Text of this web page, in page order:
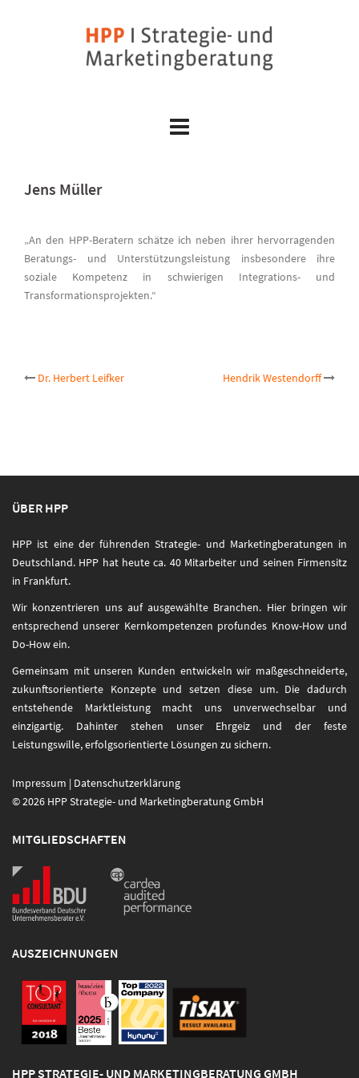
Jens Müller
„An den HPP-Beratern schätze ich neben ihrer hervorragenden
Beratungs- und Unterstützungsleistung insbesondere ihre
soziale Kompetenz in schwierigen Integrations- und
Transformationsprojekten.“
Post
Dr. Herbert Leifker Hendrik Westendorff
ÜBER HPP
HPP ist eine der führenden Strategie- und Marketingberatungen in
Deutschland. HPP hat heute ca. 40 Mitarbeiter und seinen Firmensitz
in Frankfurt.
Wir konzentrieren uns auf ausgewählte Branchen. Hier bringen wir
entsprechend unserer Kernkompetenzen profundes Know-How und
Do-How ein.
Gemeinsam mit unseren Kunden entwickeln wir maßgeschneiderte,
zukunftsorientierte Konzepte und setzen diese um. Die dadurch
entstehende Marktleistung macht uns unverwechselbar und
einzigartig. Dahinter stehen unser Ehrgeiz und der feste
Leistungswille, erfolgsorientierte Lösungen zu sichern.
Impressum | Datenschutzerklärung
© 2026 HPP Strategie- und Marketingberatung GmbH
MITGLIEDSCHAFTEN
AUSZEICHNUNGEN
HPP STRATEGIE- UND MARKETINGBERATUNG GMBH